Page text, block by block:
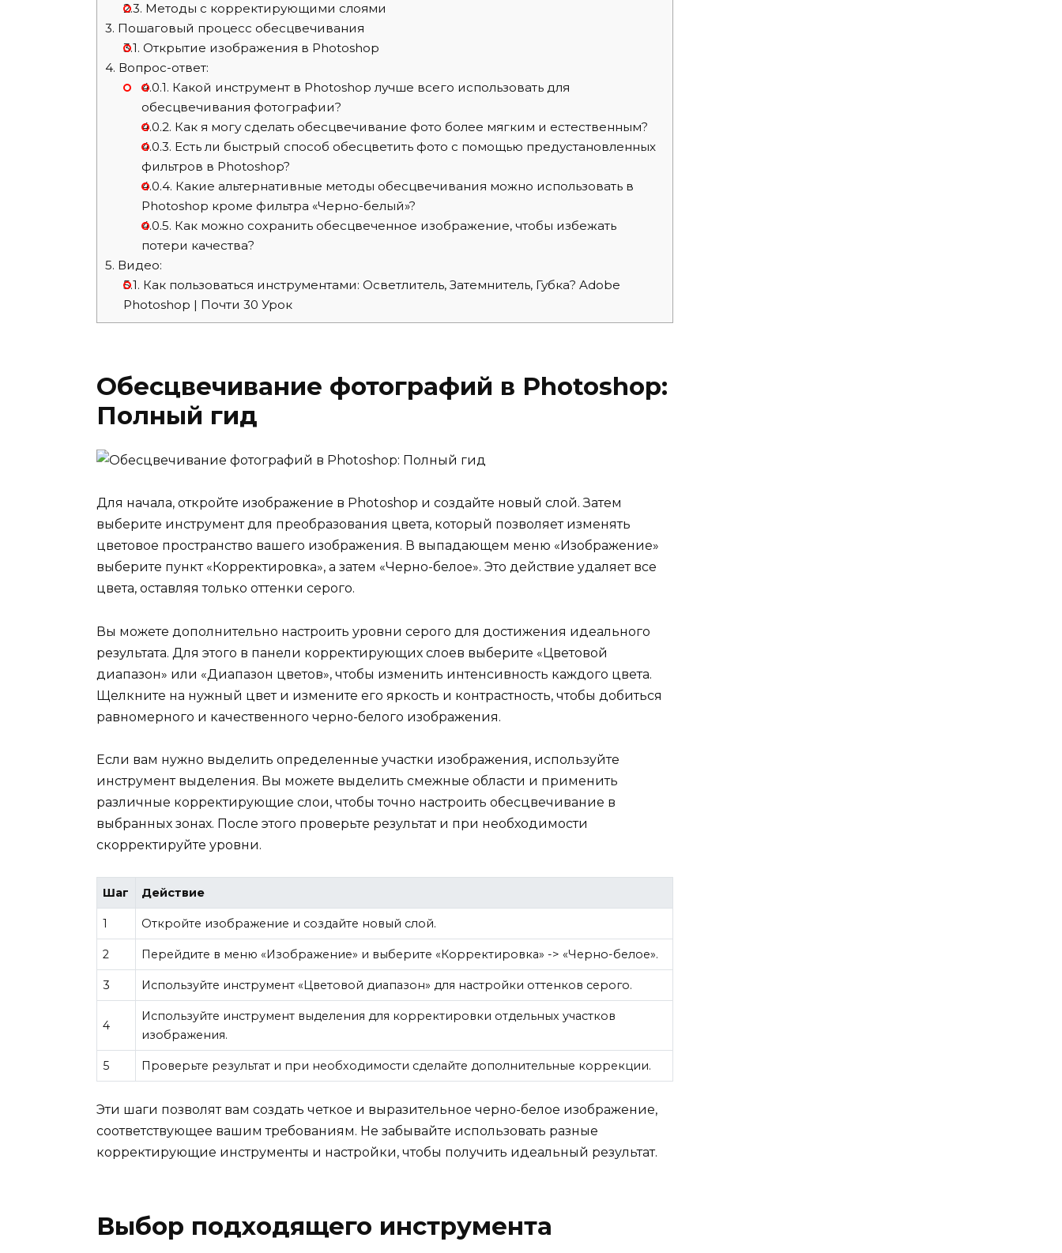
2.3. Методы с корректирующими слоями
3. Пошаговый процесс обесцвечивания
3.1. Открытие изображения в Photoshop
4. Вопрос-ответ:
4.0.1. Какой инструмент в Photoshop лучше всего использовать для
обесцвечивания фотографии?
4.0.2. Как я могу сделать обесцвечивание фото более мягким и естественным?
4.0.3. Есть ли быстрый способ обесцветить фото с помощью предустановленных
фильтров в Photoshop?
4.0.4. Какие альтернативные методы обесцвечивания можно использовать в
Photoshop кроме фильтра «Черно-белый»?
4.0.5. Как можно сохранить обесцвеченное изображение, чтобы избежать
потери качества?
5. Видео:
5.1. Как пользоваться инструментами: Осветлитель, Затемнитель, Губка? Adobe
Photoshop | Почти 30 Урок
Обесцвечивание фотографий в Photoshop:
Полный гид
Для начала, откройте изображение в Photoshop и создайте новый слой. Затем
выберите инструмент для преобразования цвета, который позволяет изменять
цветовое пространство вашего изображения. В выпадающем меню «Изображение»
выберите пункт «Корректировка», а затем «Черно-белое». Это действие удаляет все
цвета, оставляя только оттенки серого.
Вы можете дополнительно настроить уровни серого для достижения идеального
результата. Для этого в панели корректирующих слоев выберите «Цветовой
диапазон» или «Диапазон цветов», чтобы изменить интенсивность каждого цвета.
Щелкните на нужный цвет и измените его яркость и контрастность, чтобы добиться
равномерного и качественного черно-белого изображения.
Если вам нужно выделить определенные участки изображения, используйте
инструмент выделения. Вы можете выделить смежные области и применить
различные корректирующие слои, чтобы точно настроить обесцвечивание в
выбранных зонах. После этого проверьте результат и при необходимости
скорректируйте уровни.
Шаг Действие
1 Откройте изображение и создайте новый слой.
2 Перейдите в меню «Изображение» и выберите «Корректировка» -> «Черно-белое».
3 Используйте инструмент «Цветовой диапазон» для настройки оттенков серого.
4
Используйте инструмент выделения для корректировки отдельных участков
изображения.
5 Проверьте результат и при необходимости сделайте дополнительные коррекции.
Эти шаги позволят вам создать четкое и выразительное черно-белое изображение,
соответствующее вашим требованиям. Не забывайте использовать разные
корректирующие инструменты и настройки, чтобы получить идеальный результат.
Выбор подходящего инструмента